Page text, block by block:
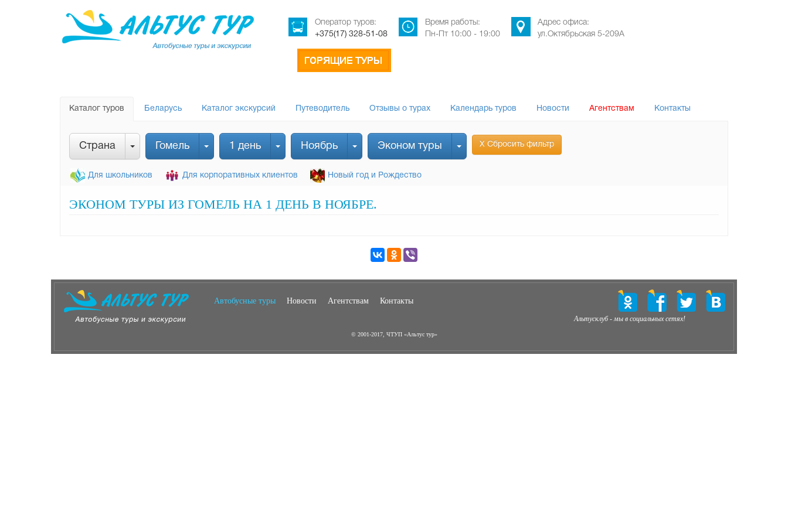
Оператор туров:
+375(17) 328-51-08
Время работы:
Пн-Пт 10:00 - 19:00
Адрес офиса:
ул.Октябрьская 5-209А
Каталог туров Беларусь Каталог экскурсий Путеводитель Отзывы о турах Календарь туров Новости Агентствам Контакты
Страна Гомель 1 день Ноябрь Эконом туры Х Сбросить фильтр
Для школьников Для корпоративных клиентов Новый год и Рождество
ЭКОНОМ ТУРЫ ИЗ ГОМЕЛЬ НА 1 ДЕНЬ В НОЯБРЕ.
Автобусные туры Новости Агентствам Контакты
Альтусклуб - мы в социальных сетях!
© 2001-2017, ЧТУП «Альтус тур»